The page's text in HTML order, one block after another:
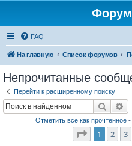
Форум
FAQ
На главную Список форумов
Непрочитанные
Перейти к расширенному поиску
Поиск
Отметить всё как прочтённое•
Страница
1 2 3